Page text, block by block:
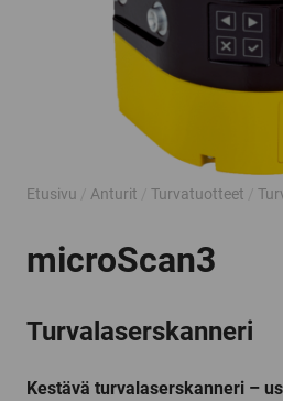
Etusivu Anturit Turvatuotteet
microScan3
Turvalaserskanneri
Kestävä turvalaserskanneri –